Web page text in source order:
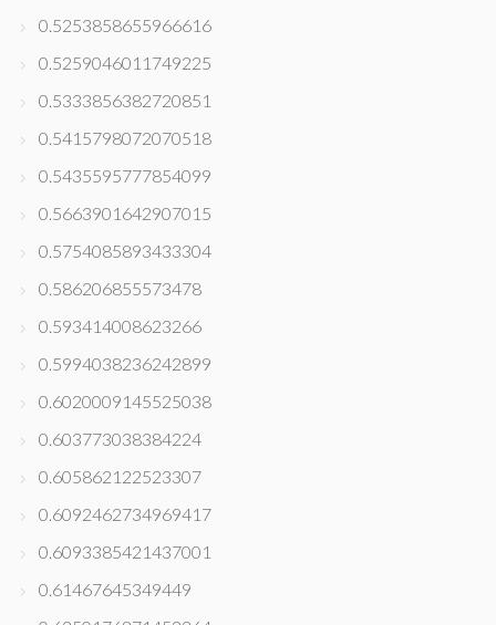
0.5253858655966616
0.5259046011749225
0.5333856382720851
0.5415798072070518
0.5435595777854099
0.5663901642907015
0.5754085893433304
0.586206855573478
0.593414008623266
0.5994038236242899
0.6020009145525038
0.603773038384224
0.605862122523307
0.6092462734969417
0.6093385421437001
0.61467645349449